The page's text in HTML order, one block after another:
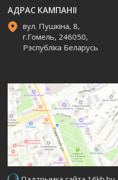
АДРАС КАМПАНІІ
вул. Пушкіна, 8,
г.Гомель, 246050,
Рэспубліка Беларусь